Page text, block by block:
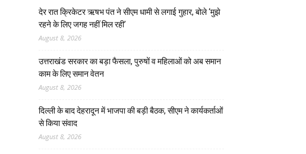
देर रात क्रिकेटर ऋषभ पंत ने सीएम धामी से लगाई गुहार, बोले ‘मुझे
रहने के लिए जगह नहीं मिल रही’
August 8, 2026
उत्तराखंड सरकार का बड़ा फैसला, पुरुषों व महिलाओं को अब समान
काम के लिए समान वेतन
August 8, 2026
दिल्ली के बाद देहरादून में भाजपा की बड़ी बैठक, सीएम ने कार्यकर्ताओं
से किया संवाद
August 8, 2026